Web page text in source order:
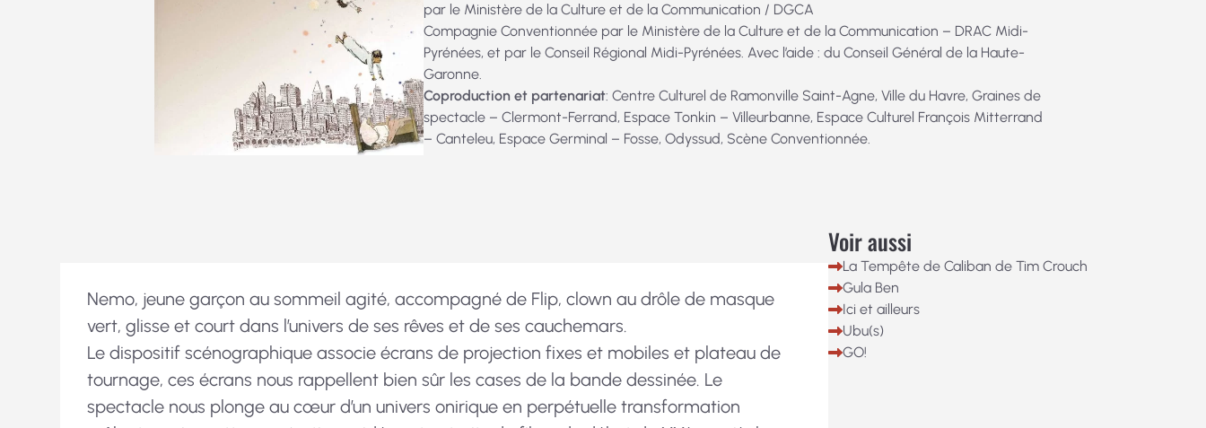
par le Ministère de la Culture et de la Communication / DGCA
Compagnie Conventionnée par le Ministère de la Culture et de la Communication – DRAC Midi-
Pyrénées, et par le Conseil Régional Midi-Pyrénées. Avec l’aide : du Conseil Général de la Haute-
Garonne.
Coproduction et partenariat: Centre Culturel de Ramonville Saint-Agne, Ville du Havre, Graines de
spectacle – Clermont-Ferrand, Espace Tonkin – Villeurbanne, Espace Culturel François Mitterrand
– Canteleu, Espace Germinal – Fosse, Odyssud, Scène Conventionnée.
Nemo, jeune garçon au sommeil agité, accompagné de Flip, clown au drôle de masque
vert, glisse et court dans l’univers de ses rêves et de ses cauchemars.
Le dispositif scénographique associe écrans de projection fixes et mobiles et plateau de
tournage, ces écrans nous rappellent bien sûr les cases de la bande dessinée. Le
spectacle nous plonge au cœur d’un univers onirique en perpétuelle transformation
Voir aussi
La Tempête de Caliban de Tim Crouch
Gula Ben
Ici et ailleurs
Ubu(s)
GO!